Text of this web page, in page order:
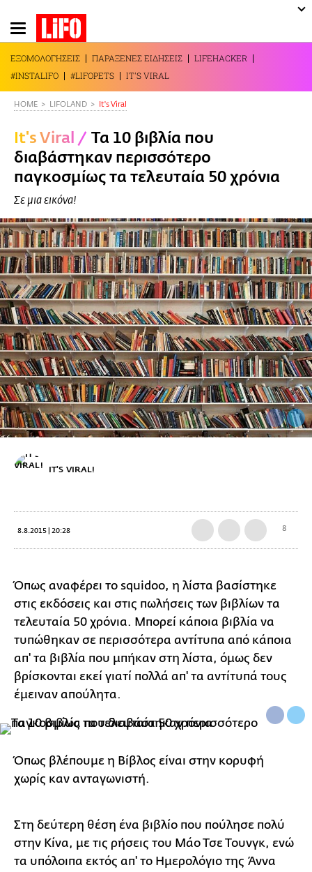
Παράκαμψη
προς
το
κυρίως
περιεχόμενο
ΕΞΟΜΟΛΟΓΗΣΕΙΣ ΠΑΡΑΞΕΝΕΣ ΕΙΔΗΣΕΙΣ
LIFEHACKER
#INSTALIFO
#LIFOPETS IT'S VIRAL
HOME LIFOLAND It's Viral
It's Viral / Τα 10 βιβλία που
διαβάστηκαν περισσότερο
παγκοσμίως τα τελευταία 50 χρόνια
Σε μια εικόνα!
IT'S VIRAL!
8.8.2015 | 20:28 8
Όπως αναφέρει το squidoo, η λίστα βασίστηκε
στις εκδόσεις και στις πωλήσεις των βιβλίων τα
τελευταία 50 χρόνια. Μπορεί κάποια βιβλία να
τυπώθηκαν σε περισσότερα αντίτυπα από κάποια
απ' τα βιβλία που μπήκαν στη λίστα, όμως δεν
βρίσκονται εκεί γιατί πολλά απ' τα αντίτυπά τους
έμειναν απούλητα.
Όπως βλέπουμε η Βίβλος είναι στην κορυφή
χωρίς καν ανταγωνιστή.
Στη δεύτερη θέση ένα βιβλίο που πούλησε πολύ
στην Κίνα, με τις ρήσεις του Μάο Τσε Τουνγκ, ενώ
τα υπόλοιπα εκτός απ' το Ημερολόγιο της Άννα